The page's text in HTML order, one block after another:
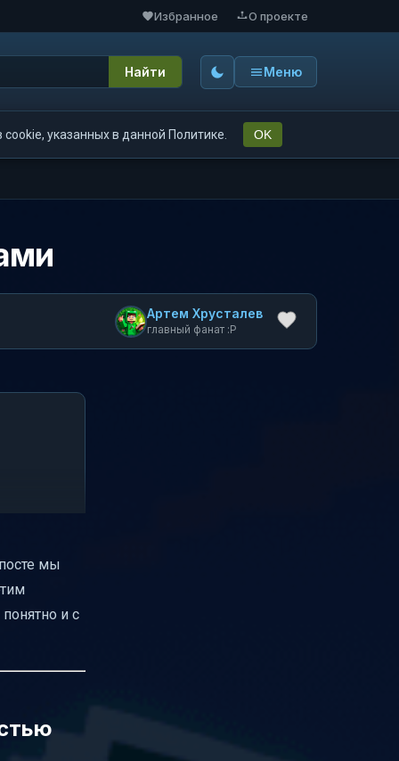
Избранное О проекте
Найти Меню
указанных в данной Политике. OK
Артем Хрусталев
главный фанат :P
мы
и с